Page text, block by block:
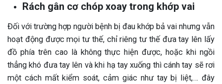
Rách gân cơ chóp xoay trong khớp vai
Đối với trường hợp người bệnh bị đau khớp bả vai nhưng vẫn
hoạt động được mọi tư thế, chỉ riêng tư thế đưa tay lên lấy
đồ phía trên cao là không thực hiện được, hoặc khi ngồi
thẳng khó đưa tay lên và khi hạ tay xuống thì cánh tay sẽ rơi
một cách mất kiểm soát, cảm giác như tay bị liệt,… đây